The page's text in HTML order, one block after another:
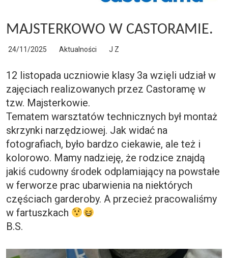
MAJSTERKOWO W CASTORAMIE.
24/11/2025 Aktualności J Z
12 listopada uczniowie klasy 3a wzięli udział w
zajęciach realizowanych przez Castoramę w
tzw. Majsterkowie.
Tematem warsztatów technicznych był montaż
skrzynki narzędziowej. Jak widać na
fotografiach, było bardzo ciekawie, ale też i
kolorowo. Mamy nadzieję, że rodzice znajdą
jakiś cudowny środek odplamiający na powstałe
w ferworze prac ubarwienia na niektórych
częściach garderoby. A przecież pracowaliśmy
w fartuszkach
B.S.